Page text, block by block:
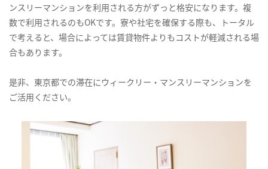
ンスリーマンションを利用される方がずっと格安になります。複
数で利用されるのもOKです。寮や社宅を確保する際も、トータル
で考えると、場合によっては賃貸物件よりもコストが軽減される場
合もあります。
是非、東京都での滞在にウィークリー・マンスリーマンションを
ご活用ください。